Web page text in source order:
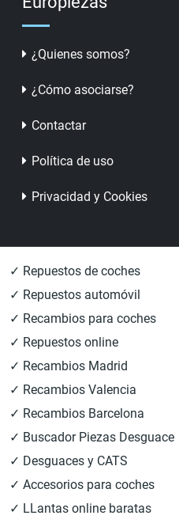
¿Quienes somos?
¿Cómo asociarse?
Contactar
Política de uso
Privacidad y Cookies
✓ Repuestos de coches
✓ Repuestos automóvil
✓ Recambios para coches
✓ Repuestos online
✓ Recambios Madrid
✓ Recambios Valencia
✓ Recambios Barcelona
✓ Buscador Piezas Desguace
✓ Desguaces y CATS
✓ Accesorios para coches
✓ LLantas online baratas